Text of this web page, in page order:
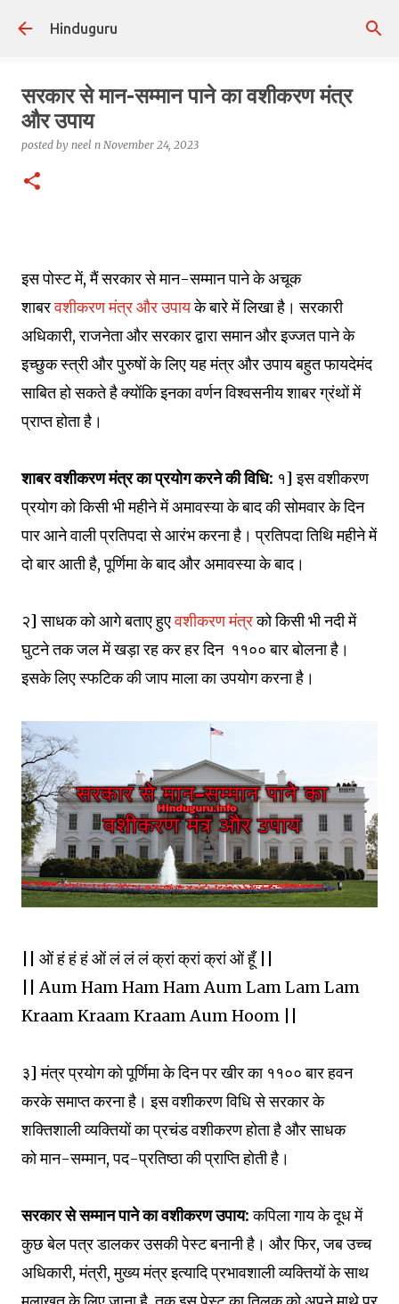
Hinduguru
सरकार से मान-सम्मान पाने का वशीकरण मंत्र
और उपाय
posted by neel n November 24, 2023
इस पोस्ट में, मैं सरकार से मान-सम्मान पाने के अचूक
शाबरवशीकरण मंत्र और उपायके बारे में लिखा है। सरकारी
अधिकारी, राजनेता और सरकार द्वारा समान और इज्जत पाने के
इच्छुक स्त्री और पुरुषों के लिए यह मंत्र और उपाय बहुत फायदेमंद
साबित हो सकते है क्योंकि इनका वर्णन विश्वसनीय शाबर ग्रंथों में
प्राप्त होता है।
शाबर वशीकरण मंत्र का प्रयोग करने की विधि: १] इस वशीकरण
प्रयोग को किसी भी महीने में अमावस्या के बाद की सोमवार के दिन
पार आने वाली प्रतिपदा से आरंभ करना है। प्रतिपदा तिथि महीने में
दो बार आती है, पूर्णिमा के बाद और अमावस्या के बाद।
२] साधक को आगे बताए हुएवशीकरण मंत्रको किसी भी नदी में
घुटने तक जल में खड़ा रह कर हर दिन ११०० बार बोलना है।
इसके लिए स्फटिक की जाप माला का उपयोग करना है।
|| ओं हं हं हं ओं लं लं लं क्रां क्रां क्रां ओं हूँ ||
|| Aum Ham Ham Ham Aum Lam Lam Lam
Kraam Kraam Kraam Aum Hoom ||
३] मंत्र प्रयोग को पूर्णिमा के दिन पर खीर का ११०० बार हवन
करके समाप्त करना है। इस वशीकरण विधि से सरकार के
शक्तिशाली व्यक्तियों का प्रचंड वशीकरण होता है और साधक
को मान-सम्मान, पद-प्रतिष्ठा की प्राप्ति होती है।
सरकार से सम्मान पाने का वशीकरण उपाय:कपिला गाय के दूध में
कुछ बेल पत्र डालकर उसकी पेस्ट बनानी है। और फिर, जब उच्च
अधिकारी, मंत्री, मुख्य मंत्र इत्यादि प्रभावशाली व्यक्तियों के साथ